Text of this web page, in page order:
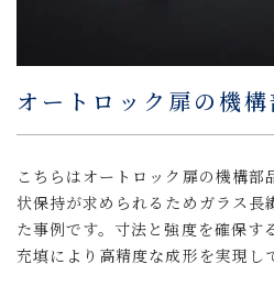
オートロック扉の機
こちらはオートロック扉の機構部
状保持が求められるためガラス長
た事例です。寸法と強度を確保す
充填により高精度な成形を実現し